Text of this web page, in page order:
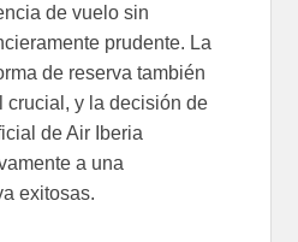
de vuelo sin
prudente. La
de reserva también
crucial, y la decisión de
de Air Iberia
a una
exitosas.